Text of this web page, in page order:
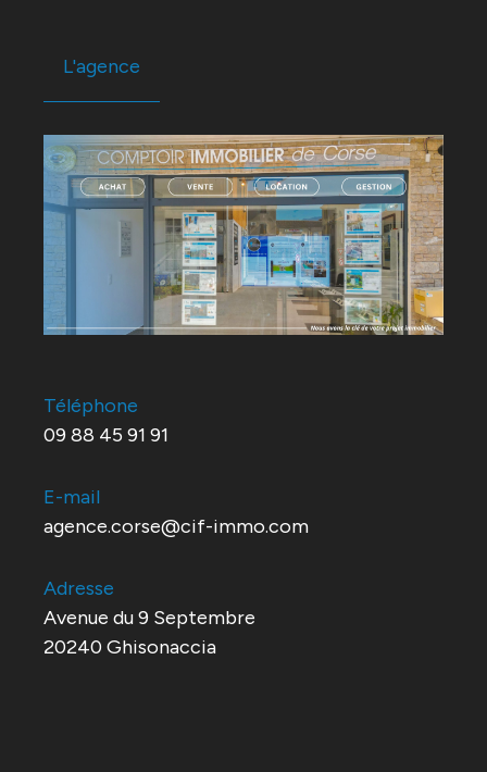
L'agence
Téléphone
09 88 45 91 91
E-mail
agence.corse@cif-immo.com
Adresse
Avenue du 9 Septembre
20240 Ghisonaccia